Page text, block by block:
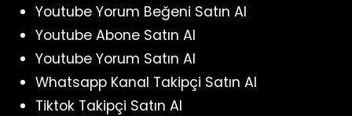
Youtube Yorum Beğeni Satın Al
Youtube Abone Satın Al
Youtube Yorum Satın Al
Whatsapp Kanal Takipçi Satın Al
Tiktok Takipçi Satın Al